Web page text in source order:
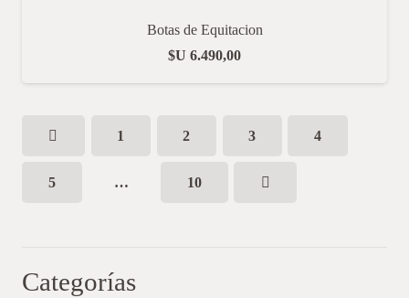
Botas de Equitacion
$U 6.490,00
1 2 3 4
5 … 10
Categorías